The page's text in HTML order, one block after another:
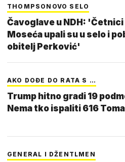
THOMPSONOVO SELO
Čavoglave u NDH: 'Četnici
Moseća upali su u selo i
obitelj Perković'
AKO DOĐE DO RATA S …
Trump hitno gradi 19
Nema tko ispaliti 616
GENERAL I DŽENTLMEN